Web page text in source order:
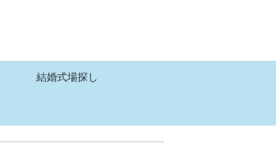
結婚式場探し